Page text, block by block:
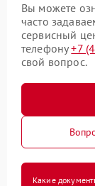
Вы можете
часто
сервисный
телефону+7
свой вопрос.
Какие